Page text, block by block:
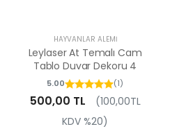
HAYVANLAR ALEMI
Leylaser At Temalı Cam
Tablo Duvar Dekoru 4
5.00 (1)
500,00 TL
(100,00TL
KDV %20)